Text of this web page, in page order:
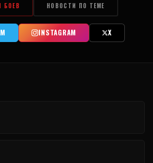
БОЕВ НОВОСТИ ПО ТЕМЕ
INSTAGRAM X